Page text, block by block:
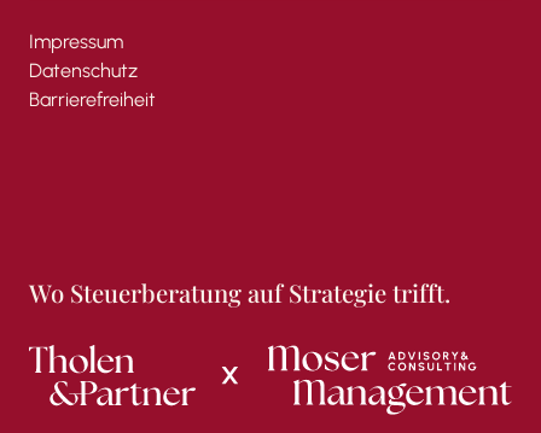
Impressum
Datenschutz
Barrierefreiheit
Wo Steuerberatung auf Strategie trifft.